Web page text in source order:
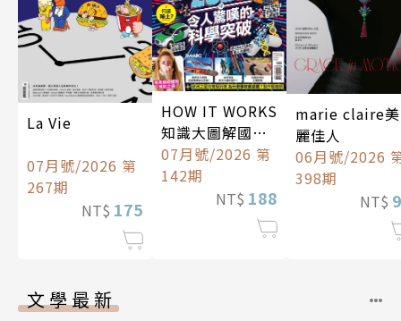
La Vie
07月號/2026 第
267期
NT$ 175
HOW IT WORKS
知識大圖解國際
中文版
07月號/2026 第
142期
NT$ 188
marie claire美
麗佳人
06月號/2026
398期
NT$
文學最新